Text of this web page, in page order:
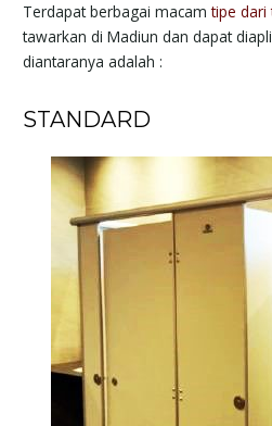
Terdapat berbagai macamtipe dari
tawarkan di Madiun dan dapat
diantaranya adalah :
STANDARD